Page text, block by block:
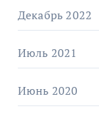
Декабрь 2022
Июль 2021
Июнь 2020